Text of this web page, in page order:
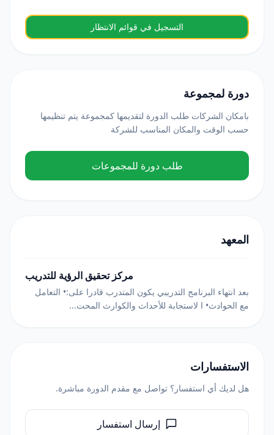
التسجيل في قوائم الانتظار
دورة لمجموعة
بامكان الشركات طلب الدورة لتقديمها كمجموعة يتم تنظيمها
حسب الوقت والمكان المناسب للشركة
طلب دورة للمجموعات
المعهد
مركز تحقيق الرؤية للتدريب
بعد انتهاء البرنامج التدريبي يكون المتدرب قادرا على:• التعامل
مع الحوادث• ا لاستجابة للأحداث والكوارث المحت...
الاستفسارات
هل لديك أي استفسار؟ تواصل مع مقدم الدورة مباشرة.
إرسال استفسار